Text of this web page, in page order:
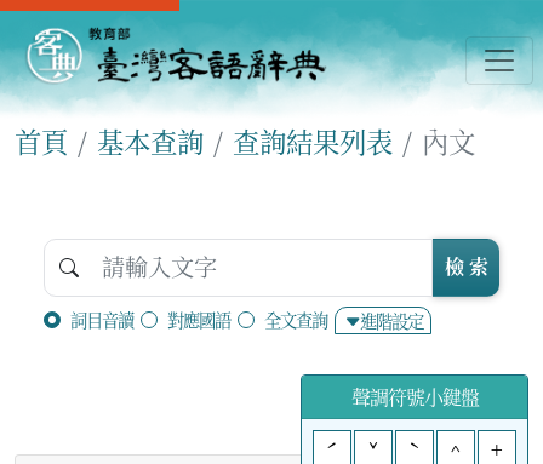
首頁 基本查詢 查詢結果列表 內文
詞目音讀 對應國語 全文查詢 進階設定
檢 索
聲調符號小鍵盤
ˊ
ˇ ˋ ^ +